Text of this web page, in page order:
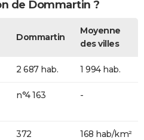
de Dommartin ?
Dommartin
Moyenne
des villes
2 687 hab. 1 994 hab.
n°4 163 -
372
168 hab/km²